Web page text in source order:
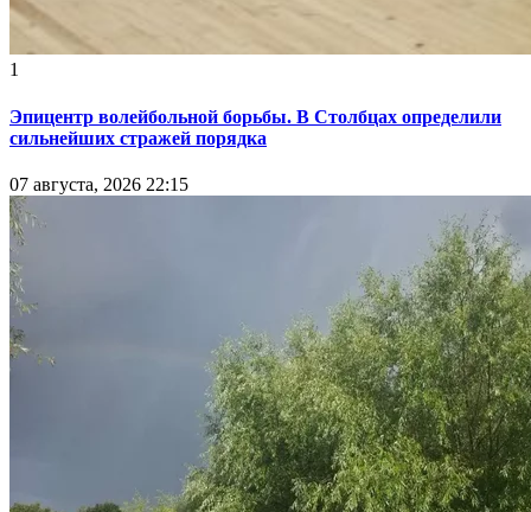
1
Эпицентр волейбольной борьбы. В Столбцах определили
сильнейших стражей порядка
07 августа, 2026 22:15